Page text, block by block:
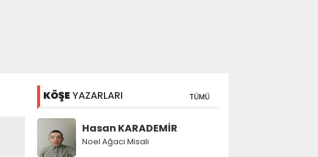
KÖŞEYAZARLARI TÜMÜ
Hasan KARADEMİR
Noel Ağaci Misali